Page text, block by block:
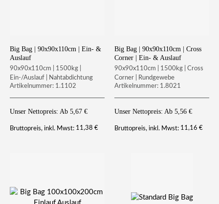
Big Bag | 90x90x110cm | Ein- &
Auslauf
90x90x110cm | 1500kg |
Ein-/Auslauf | Nahtabdichtung
Artikelnummer: 1.1102
Unser Nettopreis: Ab 5,67 €
Bruttopreis, inkl. Mwst: 11,38€
Big Bag | 90x90x110cm | Cross
Corner | Ein- & Auslauf
90x90x110cm | 1500kg | Cross
Corner | Rundgewebe
Artikelnummer: 1.8021
Unser Nettopreis: Ab 5,56 €
Bruttopreis, inkl. Mwst: 11,16€